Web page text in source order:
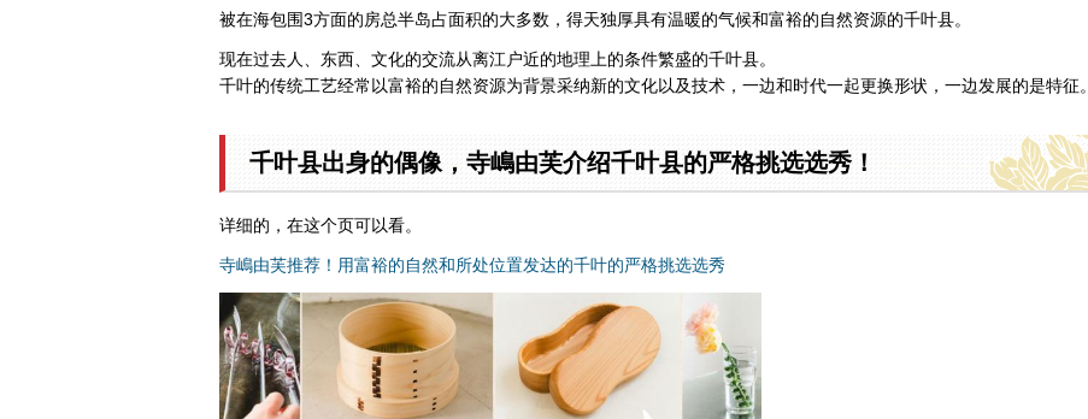
被在海包围3方面的房总半岛占面积的大多数，得天独厚具有温暖的气候和富裕的自然资源的千叶县。
现在过去人、东西、文化的交流从离江户近的地理上的条件繁盛的千叶县。
千叶的传统工艺经常以富裕的自然资源为背景采纳新的文化以及技术，一边和时代一起更换形状，一边发展的是特征。
千叶县出身的偶像，寺嶋由芙介绍千叶县的严格挑选选秀！
详细的，在这个页可以看。
寺嶋由芙推荐！用富裕的自然和所处位置发达的千叶的严格挑选选秀